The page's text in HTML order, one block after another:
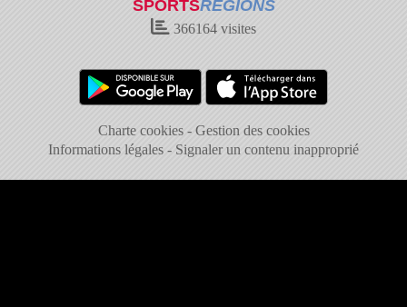
SPORTSREGIONS
366164 visites
Charte cookies
Gestion des cookies
Informations légales
Signaler un contenu inapproprié